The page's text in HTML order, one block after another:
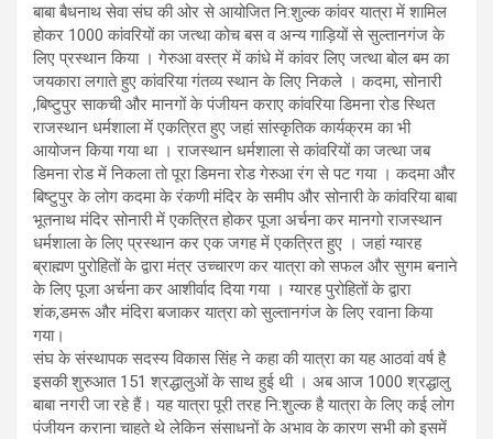
बाबा बैधनाथ सेवा संघ की ओर से आयोजित नि:शुल्क कांवर यात्रा में शामिल
होकर 1000 कांवरियों का जत्था कोच बस व अन्य गाड़ियों से सुल्तानगंज के
लिए प्रस्थान किया । गेरुआ वस्त्र में कांधे में कांवर लिए जत्था बोल बम का
जयकारा लगाते हुए कांवरिया गंतव्य स्थान के लिए निकले । कदमा, सोनारी
,बिष्टुपुर साकची और मानगों के पंजीयन कराए कांवरिया डिमना रोड स्थित
राजस्थान धर्मशाला में एकत्रित हुए जहां सांस्कृतिक कार्यक्रम का भी
आयोजन किया गया था । राजस्थान धर्मशाला से कांवरियों का जत्था जब
डिमना रोड में निकला तो पूरा डिमना रोड गेरुआ रंग से पट गया । कदमा और
बिष्टुपुर के लोग कदमा के रंकणी मंदिर के समीप और सोनारी के कांवरिया बाबा
भूतनाथ मंदिर सोनारी में एकत्रित होकर पूजा अर्चना कर मानगो राजस्थान
धर्मशाला के लिए प्रस्थान कर एक जगह में एकत्रित हुए । जहां ग्यारह
ब्राह्मण पुरोहितों के द्वारा मंत्र उच्चारण कर यात्रा को सफल और सुगम बनाने
के लिए पूजा अर्चना कर आशीर्वाद दिया गया । ग्यारह पुरोहितों के द्वारा
शंक,डमरू और मंदिरा बजाकर यात्रा को सुल्तानगंज के लिए रवाना किया
गया।
संघ के संस्थापक सदस्य विकास सिंह ने कहा की यात्रा का यह आठवां वर्ष है
इसकी शुरुआत 151 श्रद्धालुओं के साथ हुई थी । अब आज 1000 श्रद्धालु
बाबा नगरी जा रहे हैं। यह यात्रा पूरी तरह नि:शुल्क है यात्रा के लिए कई लोग
पंजीयन कराना चाहते थे लेकिन संसाधनों के अभाव के कारण सभी को इसमें